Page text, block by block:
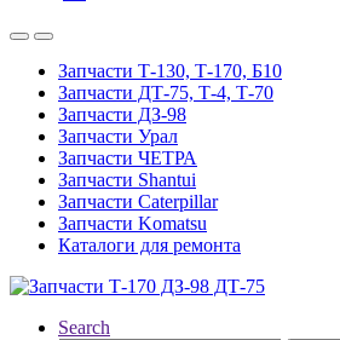
Запчасти Т-130, Т-170, Б10
Запчасти ДТ-75, Т-4, Т-70
Запчасти ДЗ-98
Запчасти Урал
Запчасти ЧЕТРА
Запчасти Shantui
Запчасти Caterpillar
Запчасти Komatsu
Каталоги для ремонта
Search